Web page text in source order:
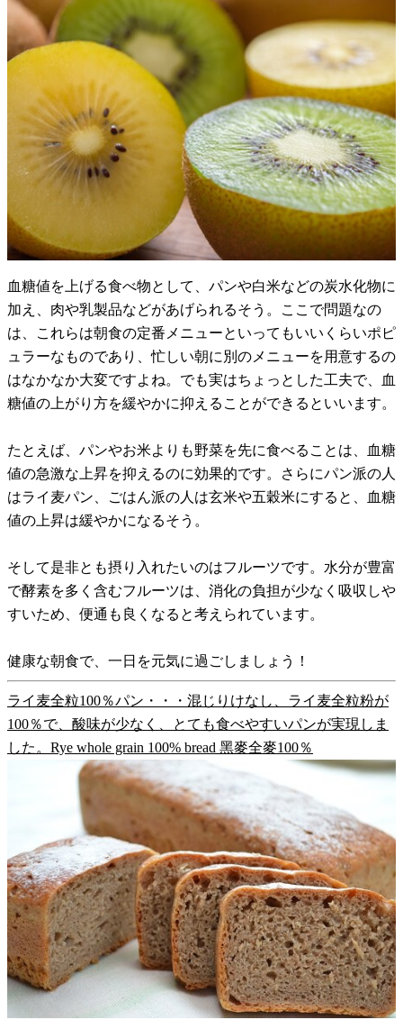
血糖値を上げる食べ物として、パンや白米などの炭水化物に
加え、肉や乳製品などがあげられるそう。ここで問題なの
は、これらは朝食の定番メニューといってもいいくらいポピ
ュラーなものであり、忙しい朝に別のメニューを用意するの
はなかなか大変ですよね。でも実はちょっとした工夫で、血
糖値の上がり方を緩やかに抑えることができるといいます。
たとえば、パンやお米よりも野菜を先に食べることは、血糖
値の急激な上昇を抑えるのに効果的です。さらにパン派の人
はライ麦パン、ごはん派の人は玄米や五穀米にすると、血糖
値の上昇は緩やかになるそう。
そして是非とも摂り入れたいのはフルーツです。水分が豊富
で酵素を多く含むフルーツは、消化の負担が少なく吸収しや
すいため、便通も良くなると考えられています。
健康な朝食で、一日を元気に過ごしましょう！
ライ麦全粒100％パン・・・混じりけなし、ライ麦全粒粉が
100％で、酸味が少なく、とても食べやすいパンが実現しま
した。Rye whole grain 100% bread 黑麥全麥100％